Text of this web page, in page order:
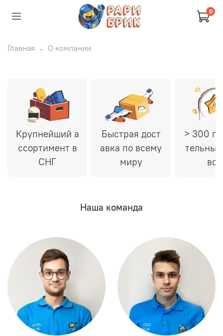
0
Главная О компании
Крупнейший а
ссортимент в
СНГ
Быстрая дост
авка по всему
миру
> 300
вов
Наша команда